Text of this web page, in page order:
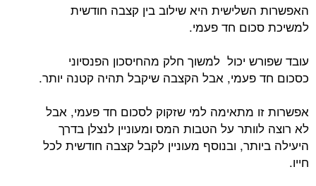
האפשרות השלישית היא שילוב בין קצבה חודשית
למשיכת סכום חד פעמי.
עובד שפורש יכול למשוך חלק מהחיסכון הפנסיוני
כסכום חד פעמי, אבל הקצבה שיקבל תהיה קטנה יותר.
אפשרות זו מתאימה למי שזקוק לסכום חד פעמי, אבל
לא רוצה לוותר על הטבות המס ומעוניין לנצלן בדרך
היעילה ביותר, ובנוסף מעוניין לקבל קצבה חודשית לכל
חייו.